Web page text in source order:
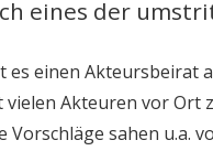
eines der
es einen Akteursbeirat
Akteuren vor Ort
sahen u.a.